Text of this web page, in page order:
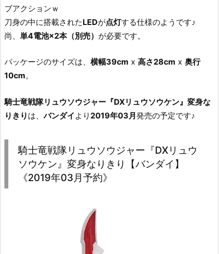
ブアクションｗ
刀身の中に搭載されたLEDが点灯する仕様のようです♪
尚、 単4電池×2本（別売） が必要です。
パッケージのサイズは、 横幅39cm x 高さ28cm x 奥行
10cm。
騎士竜戦隊リュウソウジャー『DXリュウソウケン』変身な
りきり は、バンダイ より 2019年03月発売の予定です♪
騎士竜戦隊リュウソウジャー『DXリュウ
ソウケン』変身なりきり【バンダイ】
《2019年03月予約》